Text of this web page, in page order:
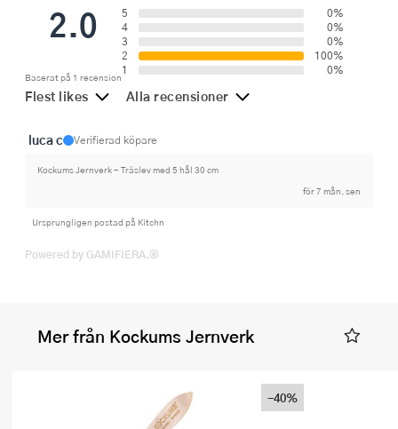
2.0
Baserat på 1 recension
5
0%
4
0%
3
0%
2
100%
1
0%
Flest likes Alla recensioner
luca c Verifierad köpare
Kockums Jernverk - Träslev med 5 hål 30 cm
för 7 mån. sen
Ursprungligen postad på Kitchn
Powered by GAMIFIERA.®
Mer från Kockums Jernverk
-40%